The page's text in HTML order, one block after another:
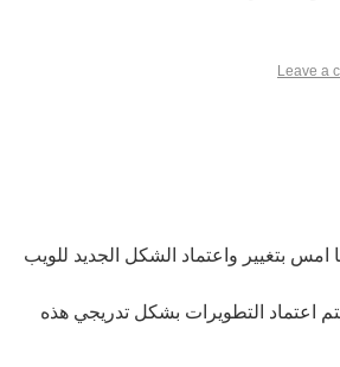
Leave a
امس بتغيير واعتماد الشكل الجديد للويب
اعتماد التطويرات بشكل تدريجي هذه